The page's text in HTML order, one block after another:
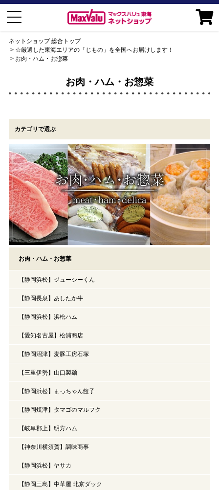
ネットショップ 総合トップ
☆厳選した東海エリアの「じもの」を全国へお届けします！
お肉・ハム・お惣菜
お肉・ハム・お惣菜
カテゴリで選ぶ
お肉・ハム・お惣菜
【静岡浜松】ジューシーくん
【静岡長泉】あしたか牛
【静岡浜松】浜松ハム
【愛知名古屋】松浦商店
【静岡沼津】麦豚工房石塚
【三重伊勢】山口製麺
【静岡浜松】まっちゃん餃子
【静岡焼津】タマゴのマルフク
【岐阜郡上】明方ハム
【神奈川横須賀】調味商事
【静岡浜松】ヤサカ
【静岡三島】中華屋 北京ダック